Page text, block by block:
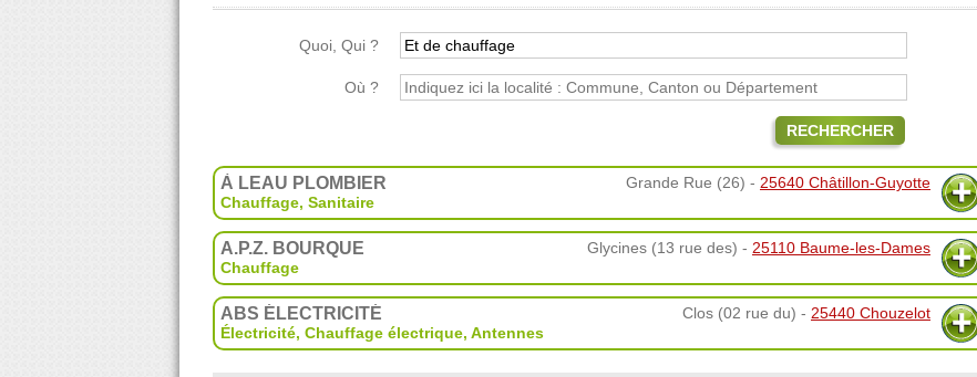
Quoi, Qui ?
Où ?
RECHERCHER
À LEAU PLOMBIER Grande Rue (26) - 25640 Châtillon-Guyotte
Chauffage, Sanitaire
A.P.Z. BOURQUE Glycines (13 rue des) - 25110 Baume-les-Dames
Chauffage
ABS ÉLECTRICITÉ Clos (02 rue du) - 25440 Chouzelot
Électricité, Chauffage électrique, Antennes